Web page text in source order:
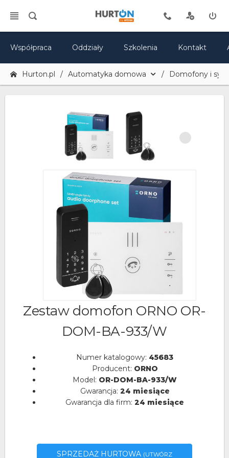
Współpraca Oddziały Szkolenia Kontakt
Hurton.pl Automatyka domowa Domofony i
Zestaw domofon ORNO OR-
DOM-BA-933/W
Numer katalogowy: 45683
Producent: ORNO
Model: OR-DOM-BA-933/W
Gwarancja: 24 miesiące
Gwarancja dla firm: 24 miesiące
SPRZEDAŻ HURTOWA (UTWÓRZ